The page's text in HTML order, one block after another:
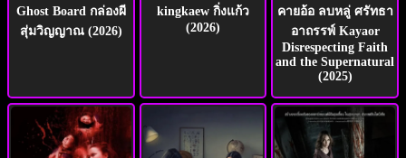
Ghost Board กล่องผี
สุ่มวิญญาณ (2026)
kingkaew กิ่งแก้ว
(2026)
คายอ้อ ลบหลู่ ศรัทธา
อาถรรพ์ Kayaor
Disrespecting Faith
and the Supernatural
(2025)